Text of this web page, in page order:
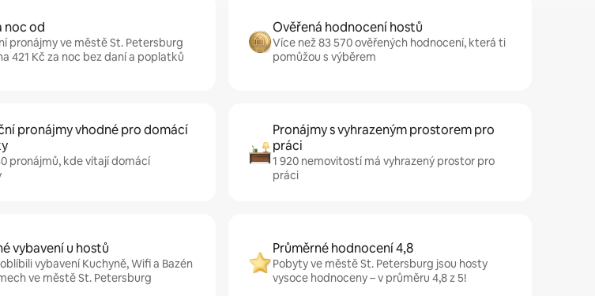
noc od
pronájmy ve městě St. Petersburg
421 Kč za noc bez daní a poplatků
Ověřená hodnocení hostů
Více než 83 570 ověřených hodnocení, která ti
pomůžou s výběrem
pronájmy vhodné pro domácí
pronájmů, kde vítají domácí
Pronájmy s vyhrazeným prostorem pro
práci
1 920 nemovitostí má vyhrazený prostor pro
práci
vybavení u hostů
vybavení Kuchyně, Wifi a Bazén
ve městě St. Petersburg
Průměrné hodnocení 4,8
Pobyty ve městě St. Petersburg jsou hosty
vysoce hodnoceny – v průměru 4,8 z 5!